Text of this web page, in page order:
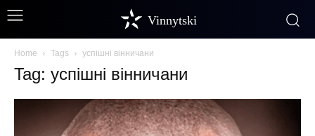
Vinnytski
Home Tags успішні вінничани
Tag: успішні вінничани